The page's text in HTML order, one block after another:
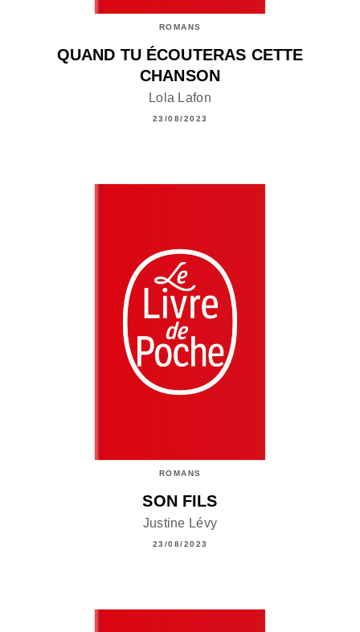
ROMANS
QUAND TU ÉCOUTERAS CETTE
CHANSON
Lola Lafon
23/08/2023
ROMANS
SON FILS
Justine Lévy
23/08/2023